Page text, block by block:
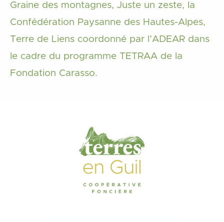
Graine des montagnes, Juste un zeste, la
Confédération Paysanne des Hautes-Alpes,
Terre de Liens coordonné par l’ADEAR dans
le cadre du programme TETRAA de la
Fondation Carasso.